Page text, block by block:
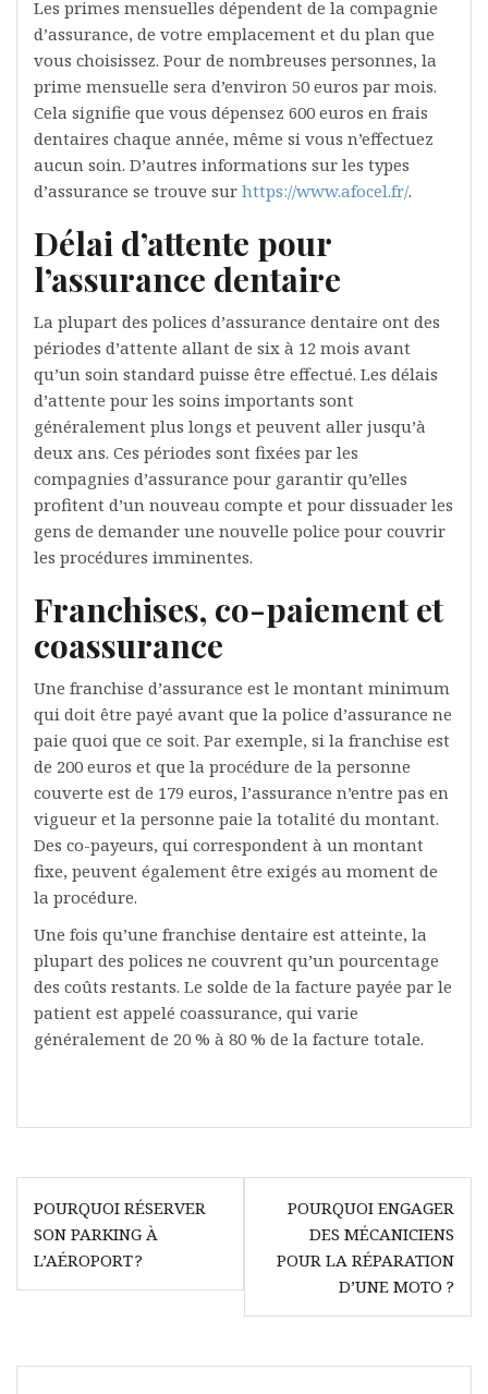
Les primes mensuelles dépendent de la compagnie
d’assurance, de votre emplacement et du plan que
vous choisissez. Pour de nombreuses personnes, la
prime mensuelle sera d’environ 50 euros par mois.
Cela signifie que vous dépensez 600 euros en frais
dentaires chaque année, même si vous n’effectuez
aucun soin. D’autres informations sur les types
d’assurance se trouve sur https://www.afocel.fr/.
Délai d’attente pour
l’assurance dentaire
La plupart des polices d’assurance dentaire ont des
périodes d’attente allant de six à 12 mois avant
qu’un soin standard puisse être effectué. Les délais
d’attente pour les soins importants sont
généralement plus longs et peuvent aller jusqu’à
deux ans. Ces périodes sont fixées par les
compagnies d’assurance pour garantir qu’elles
profitent d’un nouveau compte et pour dissuader les
gens de demander une nouvelle police pour couvrir
les procédures imminentes.
Franchises, co-paiement et
coassurance
Une franchise d’assurance est le montant minimum
qui doit être payé avant que la police d’assurance ne
paie quoi que ce soit. Par exemple, si la franchise est
de 200 euros et que la procédure de la personne
couverte est de 179 euros, l’assurance n’entre pas en
vigueur et la personne paie la totalité du montant.
Des co-payeurs, qui correspondent à un montant
fixe, peuvent également être exigés au moment de
la procédure.
Une fois qu’une franchise dentaire est atteinte, la
plupart des polices ne couvrent qu’un pourcentage
des coûts restants. Le solde de la facture payée par le
patient est appelé coassurance, qui varie
généralement de 20 % à 80 % de la facture totale.
Navigation
de
l’article
POURQUOI RÉSERVER
SON PARKING À
L’AÉROPORT ?
POURQUOI ENGAGER
DES MÉCANICIENS
POUR LA RÉPARATION
D’UNE MOTO ?